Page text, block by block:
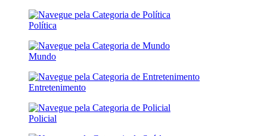
Política
Mundo
Entretenimento
Policial